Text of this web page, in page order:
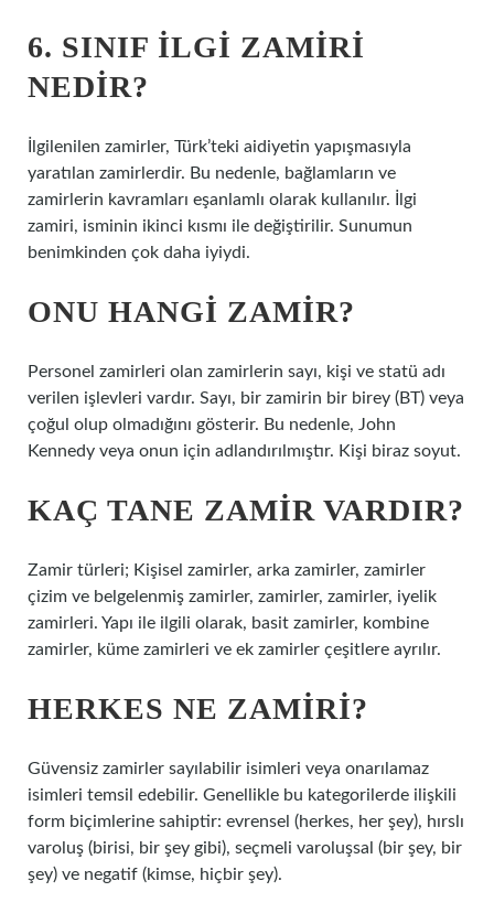
6. SINIF ILGI ZAMIRI
NEDIR?
İlgilenilen zamirler, Türk’teki aidiyetin yapışmasıyla
yaratılan zamirlerdir. Bu nedenle, bağlamların ve
zamirlerin kavramları eşanlamlı olarak kullanılır. İlgi
zamiri, isminin ikinci kısmı ile değiştirilir. Sunumun
benimkinden çok daha iyiydi.
ONU HANGI ZAMIR?
Personel zamirleri olan zamirlerin sayı, kişi ve statü adı
verilen işlevleri vardır. Sayı, bir zamirin bir birey (BT) veya
çoğul olup olmadığını gösterir. Bu nedenle, John
Kennedy veya onun için adlandırılmıştır. Kişi biraz soyut.
KAÇ TANE ZAMIR VARDIR?
Zamir türleri; Kişisel zamirler, arka zamirler, zamirler
çizim ve belgelenmiş zamirler, zamirler, zamirler, iyelik
zamirleri. Yapı ile ilgili olarak, basit zamirler, kombine
zamirler, küme zamirleri ve ek zamirler çeşitlere ayrılır.
HERKES NE ZAMIRI?
Güvensiz zamirler sayılabilir isimleri veya onarılamaz
isimleri temsil edebilir. Genellikle bu kategorilerde ilişkili
form biçimlerine sahiptir: evrensel (herkes, her şey), hırslı
varoluş (birisi, bir şey gibi), seçmeli varoluşsal (bir şey, bir
şey) ve negatif (kimse, hiçbir şey).